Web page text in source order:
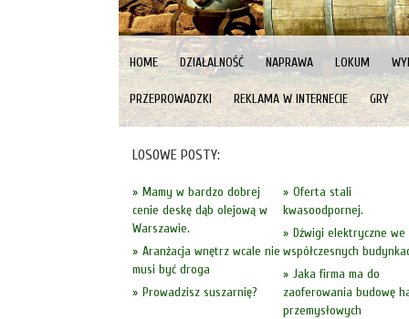
HOME DZIAŁALNOŚĆ NAPRAWA LOKUM
PRZEPROWADZKI REKLAMA W INTERNECIE GRY
LOSOWE POSTY:
Oferta stali
kwasoodpornej.
Mamy w bardzo dobrej
cenie deskę dąb olejową w
Warszawie.
Dźwigi elektryczne we
współczesnych
Aranżacja wnętrz wcale nie
musi być droga
Jaka firma ma do
zaoferowania budowę
przemysłowych
Prowadzisz suszarnię?